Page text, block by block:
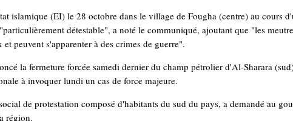
islamique (EI) le 28 octobre dans le village de Fougha (centre) au cours
détestable", a noté le communiqué, ajoutant que "les
peuvent s'apparenter à des crimes de guerre".
la fermeture forcée samedi dernier du champ pétrolier d'Al-Sharara
à invoquer lundi un cas de force majeure.
de protestation composé d'habitants du sud du pays, a demandé au
région.